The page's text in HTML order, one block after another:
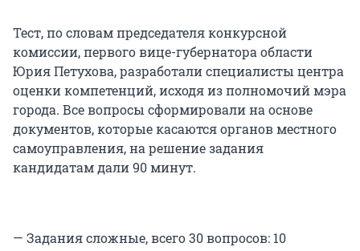
Тест, по словам председателя конкурсной
комиссии, первого вице-губернатора области
Юрия Петухова, разработали специалисты центра
оценки компетенций, исходя из полномочий мэра
города. Все вопросы сформировали на основе
документов, которые касаются органов местного
самоуправления, на решение задания
кандидатам дали 90 минут.
— Задания сложные, всего 30 вопросов: 10